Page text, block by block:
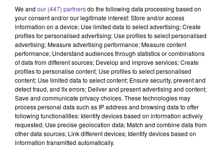
François-Xavier DE CALONNE
Grand Angle hebdo du 24 octobre 2025
Cette semaine, notre Grand Angle hebdo revient sur
plusieurs enjeux internationaux et bilatéraux majeurs.
Syrie : cessez-le-feu à Idleb
Des affrontements ont opposé les forces
gouvernementales syriennes à des jihadistes français
retranchés dans un camp d’Idleb. Les deux parties ont
conclu un accord de cessez-le-feu. Anne Giudicelli,
We and our (447) partnersdo the following data processing based on
your consent and/or our legitimate interest: Store and/or access
information on a device; Use limited data to select advertising; Create
profiles for personalised advertising; Use profiles to select personalised
advertising; Measure advertising performance; Measure content
performance; Understand audiences through statistics or combinations
of data from different sources; Develop and improve services; Create
profiles to personalise content; Use profiles to select personalised
content; Use limited data to select content; Ensure security, prevent and
detect fraud, and fix errors; Deliver and present advertising and content;
Save and communicate privacy choices. These technologies may
process personal data such as IP address and browsing data to offer
following functionalities: Identify devices based on information actively
requested; Use precise geolocation data; Match and combine data from
other data sources; Link different devices; Identify devices based on
information transmitted automatically.